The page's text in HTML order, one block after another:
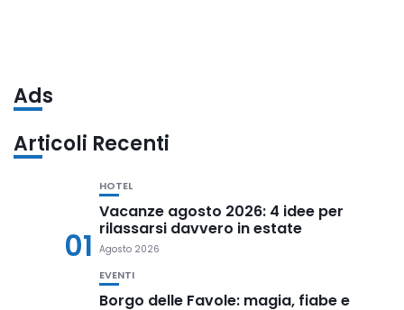
Ads
Articoli Recenti
01
HOTEL
Vacanze agosto 2026: 4 idee per
rilassarsi davvero in estate
Agosto 2026
EVENTI
Borgo delle Favole: magia, fiabe e